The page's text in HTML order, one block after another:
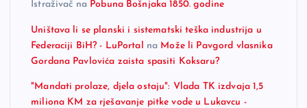
Istraživač na Pobuna Bošnjaka 1850. godine
Uništava li se planski i sistematski teška industrija u
Federaciji BiH? - LuPortal
na Može li Pavgord vlasnika
Gordana Pavlovića zaista spasiti Koksaru?
"Mandati prolaze, djela ostaju": Vlada TK izdvaja 1,5
miliona KM za rješavanje pitke vode u Lukavcu -